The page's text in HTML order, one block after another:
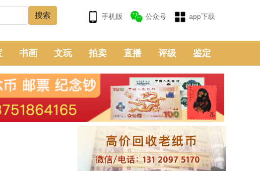
手机版 公众号 app下载
书画 文玩 拍卖 直播 评级 鉴定